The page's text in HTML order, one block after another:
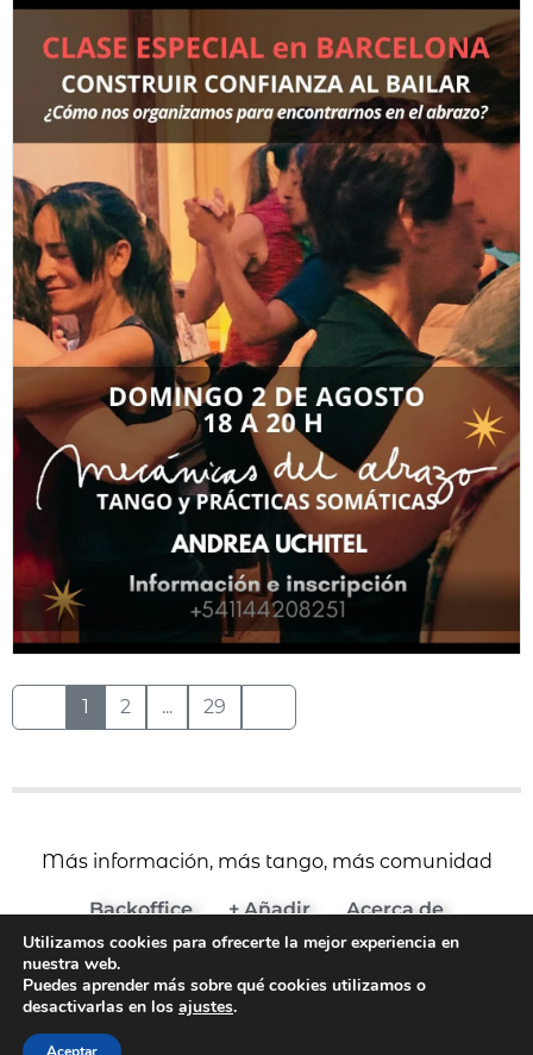
1 2 ... 29
Más información, más tango, más comunidad
Backoffice + Añadir
Acerca de
(c) 2024 Agenda del Tango
Aviso Legal y Términos de Uso
Política de Cookies
Utilizamos cookies para ofrecerte la mejor experiencia en
nuestra web.
Puedes aprender más sobre qué cookies utilizamos o
desactivarlas en los ajustes.